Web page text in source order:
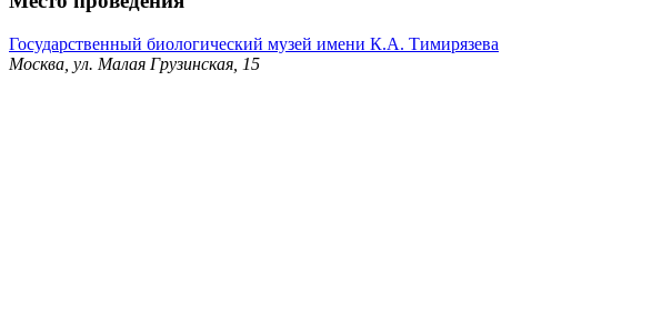
Государственный биологический музей имени К.А. Тимирязева
Москва, ул. Малая Грузинская, 15